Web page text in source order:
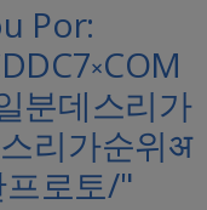
Por:
분데스리가
리가순위अ
로토/"